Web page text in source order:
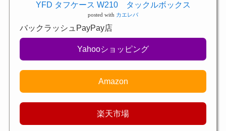
YFD タフケース W210 タックルボックス
posted with カエレバ
バックラッシュPayPay店
Yahooショッピング
Amazon
楽天市場